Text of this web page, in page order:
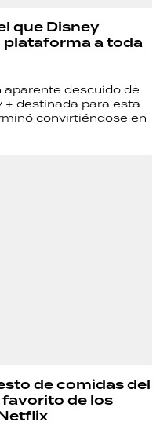
que Disney
plataforma a toda
aparente descuido de
+ destinada para esta
convirtiéndose en
de comidas del
favorito de los